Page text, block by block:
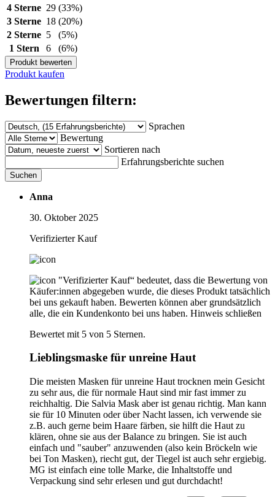
4 Sterne 29 (33%)
3 Sterne 18 (20%)
2 Sterne 5
(5%)
1 Stern
6 (6%)
Produkt bewerten
Produkt kaufen
Bewertungen filtern:
Sprachen
Bewertung
Sortieren nach
Erfahrungsberichte suchen
Suchen
Anna
30. Oktober 2025
Verifizierter Kauf
"Verifizierter Kauf“ bedeutet, dass die Bewertung von
Käufer:innen abgegeben wurde, die dieses Produkt tatsächlich
bei uns gekauft haben. Bewerten können aber grundsätzlich
alle, die ein Kundenkonto bei uns haben. Hinweis schließen
Bewertet mit 5 von 5 Sternen.
Lieblingsmaske für unreine Haut
Die meisten Masken für unreine Haut trocknen mein Gesicht
zu sehr aus, die für normale Haut sind mir fast immer zu
reichhaltig. Die Salvia Mask aber ist genau richtig. Man kann
sie für 10 Minuten oder über Nacht lassen, ich verwende sie
z.B. auch gerne beim Haare färben, sie hilft die Haut zu
klären, ohne sie aus der Balance zu bringen. Sie ist auch
einfach und "sauber" anzuwenden (also kein Bröckeln wie
bei Ton Masken), riecht gut, der Tiegel ist auch sehr ergiebig.
MG ist einfach eine tolle Marke, die Inhaltstoffe und
Verpackung sind sehr erlesen und gut durchdacht!